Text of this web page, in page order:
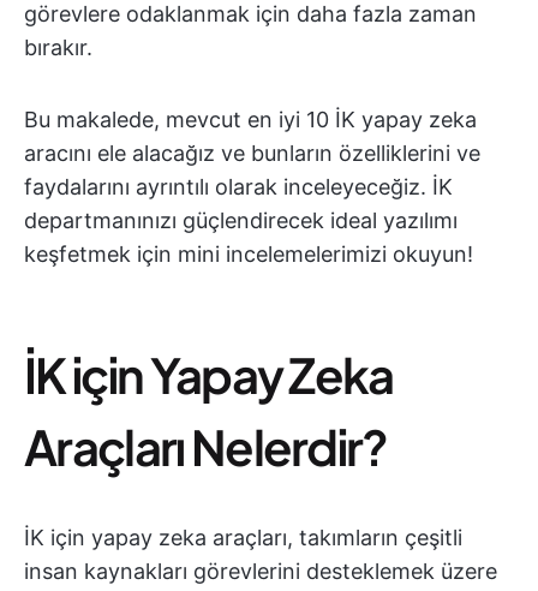
görevlere odaklanmak için daha fazla zaman
bırakır.
Bu makalede, mevcut en iyi 10 İK yapay zeka
aracını ele alacağız ve bunların özelliklerini ve
faydalarını ayrıntılı olarak inceleyeceğiz. İK
departmanınızı güçlendirecek ideal yazılımı
keşfetmek için mini incelemelerimizi okuyun!
İK için Yapay Zeka
Araçları Nelerdir?
İK için yapay zeka araçları, takımların çeşitli
insan kaynakları görevlerini desteklemek üzere